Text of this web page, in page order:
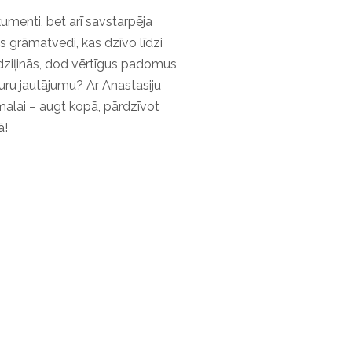
bet arī savstarpēja
grāmatvedi, kas dzīvo līdzi
dod vērtīgus padomus
jautājumu? Ar Anastasiju
– augt kopā, pārdzīvot